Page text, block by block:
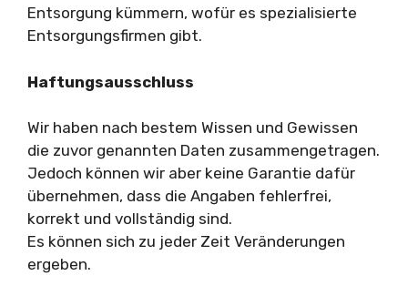
Entsorgung kümmern, wofür es spezialisierte
Entsorgungsfirmen gibt.
Haftungsausschluss
Wir haben nach bestem Wissen und Gewissen
die zuvor genannten Daten zusammengetragen.
Jedoch können wir aber keine Garantie dafür
übernehmen, dass die Angaben fehlerfrei,
korrekt und vollständig sind.
Es können sich zu jeder Zeit Veränderungen
ergeben.